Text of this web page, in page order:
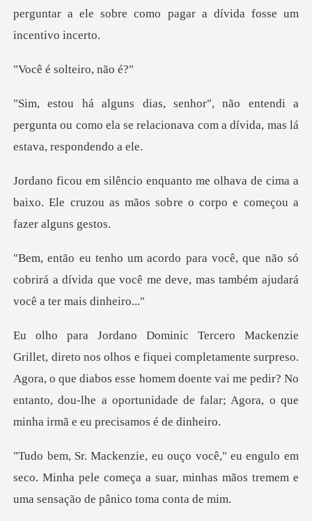
perguntar a ele sobre como
solteiro
endi a
pergunta ou como ela se relacionava c
va de cima a
baixo. Ele cruzou as mãos sob
não só
cobrirá a dívida que você me deve, ma
pletamente surpreso.
Agora, o que diabos esse homem doente vai me pedir? No
entanto,
o em
seco. Minha pele começa a suar, minhas mãos